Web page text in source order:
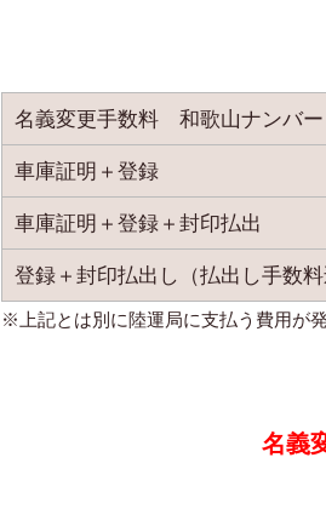
名義変更手数料 和歌山ナンバー
車庫証明＋登録
車庫証明＋登録＋封印払出
登録＋封印払出し（払出し手数料
※上記とは別に陸運局に支払う費用が発
名義